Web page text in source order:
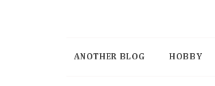
ANOTHER BLOG HOBBY